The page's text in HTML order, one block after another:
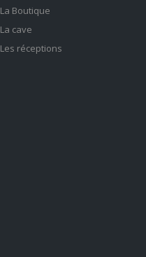
La Boutique
La cave
Les réceptions